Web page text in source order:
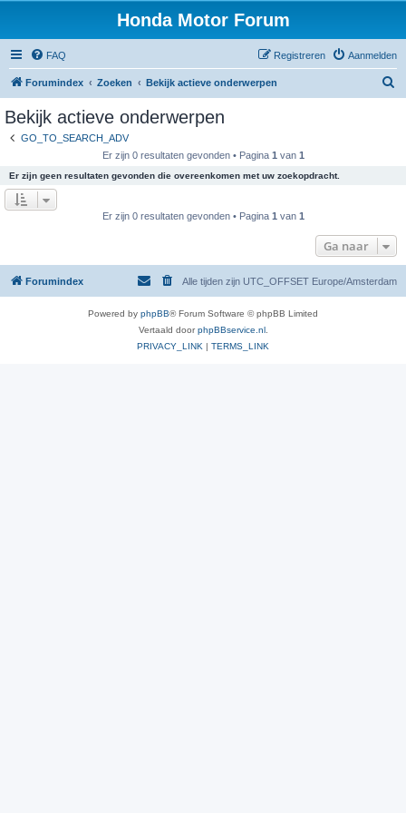
Honda Motor Forum
FAQ Aanmelden
Registreren
Forumindex Zoeken Bekijk actieve onderwerpen
Bekijk actieve onderwerpen
GO_TO_SEARCH_ADV
Er zijn 0 resultaten gevonden • Pagina 1 van 1
Er zijn geen resultaten gevonden die overeenkomen met uw zoekopdracht.
Er zijn 0 resultaten gevonden • Pagina 1 van 1
Ga naar
Forumindex Alle tijden zijn UTC_OFFSET Europe/Amsterdam
Powered by phpBB® Forum Software © phpBB Limited
Vertaald doorphpBBservice.nl.
PRIVACY_LINK | TERMS_LINK